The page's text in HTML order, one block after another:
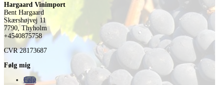
Hargaard Vinimport
Bent Hargaard
Skærshøjvej 11
7790, Thyholm
+4540875758
CVR28173687
Følg mig
Følg